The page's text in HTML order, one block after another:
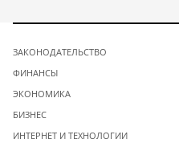
ЗАКОНОДАТЕЛЬСТВО
ФИНАНСЫ
ЭКОНОМИКА
БИЗНЕС
ИНТЕРНЕТ И ТЕХНОЛОГИИ